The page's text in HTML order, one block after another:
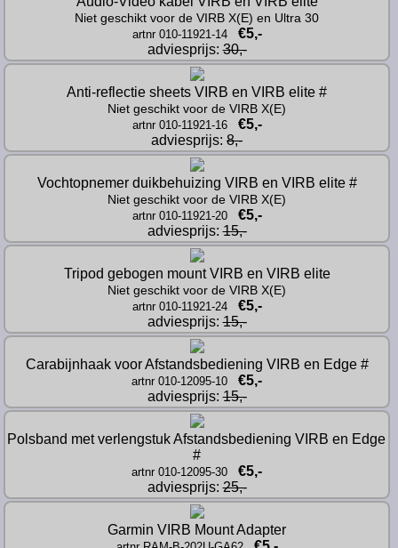
Niet geschikt voor de VIRB X(E) en Ultra 30
artnr 010-11921-14
€5,-
adviesprijs: 30,-
Anti-reflectie sheets VIRB en VIRB elite #
Niet geschikt voor de VIRB X(E)
artnr 010-11921-16
€5,-
adviesprijs: 8,-
Vochtopnemer duikbehuizing VIRB en VIRB elite #
Niet geschikt voor de VIRB X(E)
artnr 010-11921-20
€5,-
adviesprijs: 15,-
Tripod gebogen mount VIRB en VIRB elite
Niet geschikt voor de VIRB X(E)
artnr 010-11921-24
€5,-
adviesprijs: 15,-
Carabijnhaak voor Afstandsbediening VIRB en Edge #
artnr 010-12095-10
€5,-
adviesprijs: 15,-
Polsband met verlengstuk Afstandsbediening VIRB en Edge
#
artnr 010-12095-30
€5,-
adviesprijs: 25,-
Garmin VIRB Mount Adapter